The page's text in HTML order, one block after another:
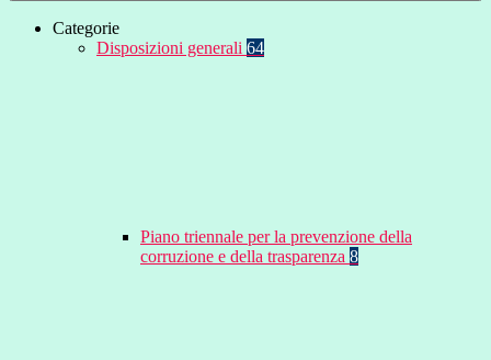
Categorie
Disposizioni generali 64
Piano triennale per la prevenzione della
corruzione e della trasparenza 8